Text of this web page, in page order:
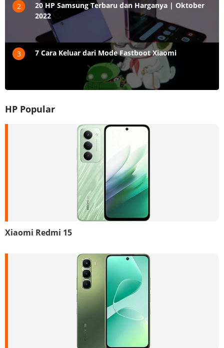
2
20 HP Samsung Terbaru dan Harganya | Oktober
2022
3 7 Cara Keluar dari Mode Fastboot Xiaomi
HP Popular
Xiaomi Redmi 15